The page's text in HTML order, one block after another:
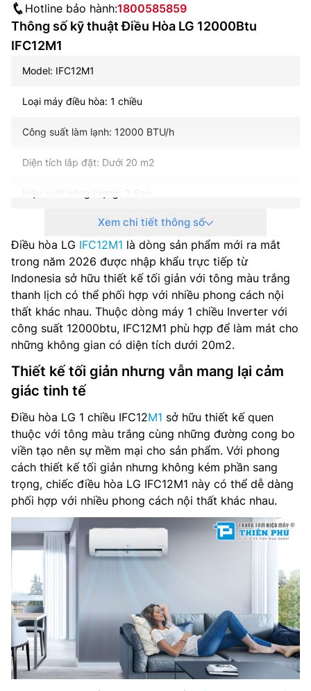
Hotline bảo hành:1800585859
Thông số kỹ thuật Điều Hòa LG 12000Btu
IFC12M1
Model: IFC12M1
Loại máy điều hòa: 1 chiều
Công suất làm lạnh: 12000 BTU/h
Diện tích lắp đặt: Dưới 20 m2
Hiệu suất năng lượng: 3 Sao
Công nghệ inverter: Có
Nguồn điện: 1 pha, 220-240 V, 50-60 Hz
Điện năng tiêu thụ: 1.303 kWh
Lưu lượng gió dàn lạnh: – m³/phút
Độ ồn dàn lạnh: 39/36/32 dB(A)
Độ ồn dàn nóng: 54 dB(A)
Kích thước dàn lạnh: 777 x 250 x 201 mm
Trọng lượng dàn lạnh: 7.5 kg
Kích thước dàn nóng: 722 x 459 x 276 mm
Trọng lượng dàn nóng: 18.5 kg
Kích thước đường ống (lỏng/hơi): 6/10 mm
Nơi sản xuất: Indonesia
Hãng sản xuất: LG
Năm ra mắt: 2026
Xem chi tiết thông số
Điều hòa LG IFC12M1 là dòng sản phẩm mới ra mắt
trong năm 2026 được nhập khẩu trực tiếp từ
Indonesia sở hữu thiết kế tối giản với tông màu trắng
thanh lịch có thể phối hợp với nhiều phong cách nội
thất khác nhau. Thuộc dòng máy 1 chiều Inverter với
công suất 12000btu, IFC12M1 phù hợp để làm mát cho
những không gian có diện tích dưới 20m2.
Thiết kế tối giản nhưng vẫn mang lại cảm
giác tinh tế
Điều hòa LG 1 chiều IFC12M1 sở hữu thiết kế quen
thuộc với tông màu trắng cùng những đường cong bo
viền tạo nên sự mềm mại cho sản phẩm. Với phong
cách thiết kế tối giản nhưng không kém phần sang
trọng, chiếc điều hòa LG IFC12M1 này có thể dễ dàng
phối hợp với nhiều phong cách nội thất khác nhau.